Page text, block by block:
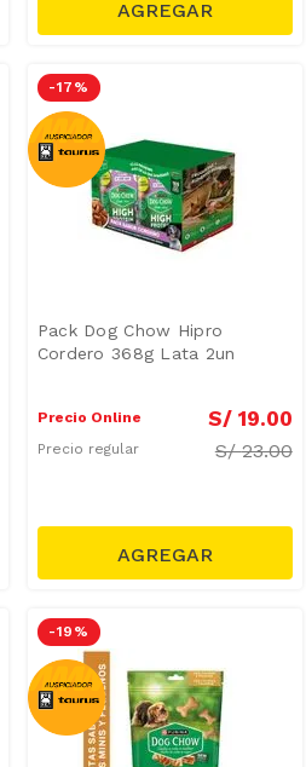
-17 %
Pack Dog Chow Hipro
Cordero 368g Lata 2un
Precio Online S/ 19.00
Precio regular S/23.00
-19 %